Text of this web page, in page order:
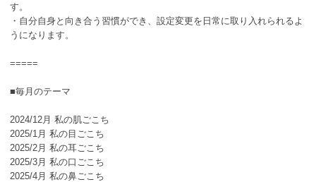
す。
・自分自身と向き合う習慣ができ、設定変更を日常に取り入れられるよ
うになります。
=====
■毎月のテーマ
2024/12月 私の肌ごこち
2025/1月 私の目ごこち
2025/2月 私の耳ごこち
2025/3月 私の口ごこち
2025/4月 私の鼻ごこち